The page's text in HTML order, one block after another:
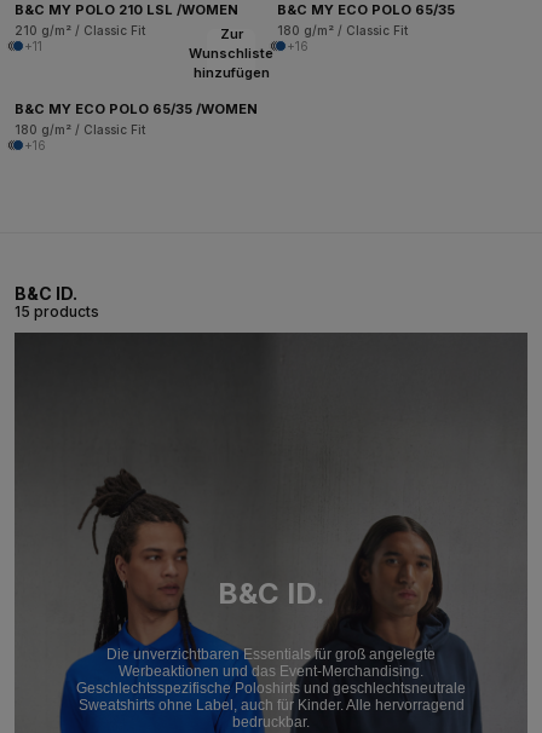
B&C MY POLO 210 LSL /WOMEN
210 g/m² / Classic Fit
+11
B&C MY ECO POLO 65/35
180 g/m² / Classic Fit
+16
Zur
Wunschliste
hinzufügen
B&C MY ECO POLO 65/35 /WOMEN
180 g/m² / Classic Fit
+16
B&C ID.
15 products
B&C ID.
Die unverzichtbaren Essentials für groß angelegte
Werbeaktionen und das Event-Merchandising.
Geschlechtsspezifische Poloshirts und geschlechtsneutrale
Sweatshirts ohne Label, auch für Kinder. Alle hervorragend
bedruckbar.